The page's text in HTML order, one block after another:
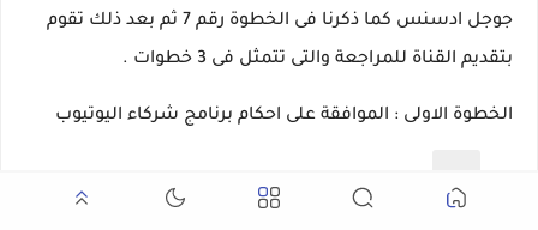
جوجل ادسنس كما ذكرنا فى الخطوة رقم 7 ثم بعد ذلك تقوم
بتقديم القناة للمراجعة والتى تتمثل فى 3 خطوات .
الخطوة الاولى : الموافقة على احكام برنامج شركاء اليوتيوب